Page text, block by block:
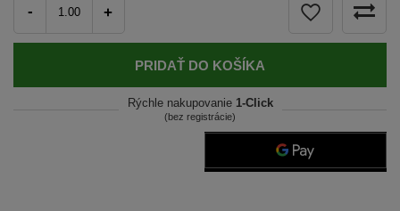
- +
PRIDAŤ DO KOŠÍKA
Rýchle nakupovanie 1-Click
(bez registrácie)